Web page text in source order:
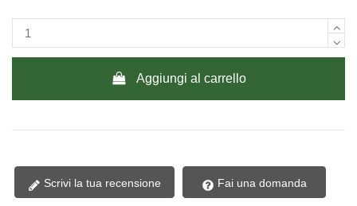
Aggiungi al carrello
Scrivi la tua recensione Fai una domanda